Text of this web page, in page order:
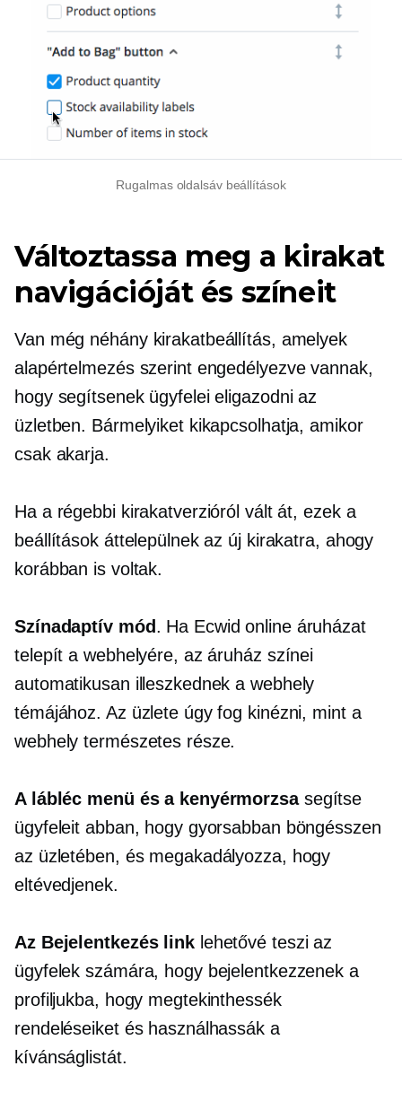
Rugalmas oldalsáv beállítások
Változtassa meg a kirakat
navigációját és színeit
Van még néhány kirakatbeállítás, amelyek
alapértelmezés szerint engedélyezve vannak,
hogy segítsenek ügyfelei eligazodni az
üzletben. Bármelyiket kikapcsolhatja, amikor
csak akarja.
Ha a régebbi kirakatverzióról vált át, ezek a
beállítások áttelepülnek az új kirakatra, ahogy
korábban is voltak.
Színadaptív mód. Ha Ecwid online áruházat
telepít a webhelyére, az áruház színei
automatikusan illeszkednek a webhely
témájához. Az üzlete úgy fog kinézni, mint a
webhely természetes része.
A lábléc menü és a kenyérmorzsasegítse
ügyfeleit abban, hogy gyorsabban böngésszen
az üzletében, és megakadályozza, hogy
eltévedjenek.
Az Bejelentkezéslinklehetővé teszi az
ügyfelek számára, hogy bejelentkezzenek a
profiljukba, hogy megtekinthessék
rendeléseiket és használhassák a
kívánságlistát.